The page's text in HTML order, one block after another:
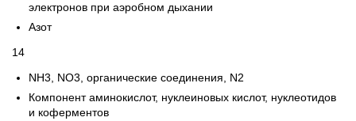
электронов при аэробном дыхании
Азот
14
NH3, NO3, органические соединения, N2
Компонент аминокислот, нуклеиновых кислот, нуклеотидов
и коферментов